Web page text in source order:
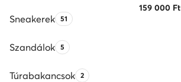
SneakerekTermékek száma:
51
SzandálokTermékek száma:
5
TúrabakancsokTermékek száma:
2
159 000Ft